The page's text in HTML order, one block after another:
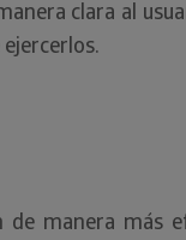
clara al
de manera más